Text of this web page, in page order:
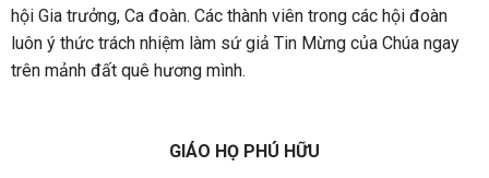
hội Gia trưởng, Ca đoàn. Các thành viên trong các hội đoàn
luôn ý thức trách nhiệm làm sứ giả Tin Mừng của Chúa ngay
trên mảnh đất quê hương mình.
GIÁO HỌ PHÚ HỮU